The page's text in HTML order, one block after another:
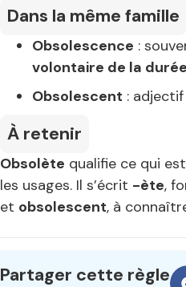
Dans la même famille
Obsolescence :
volontaire de la
Obsolescent :
À retenir
Obsolète qualifie ce qui est
les usages. Il s’écrit -ète,
et obsolescent, à
Partager cette règle